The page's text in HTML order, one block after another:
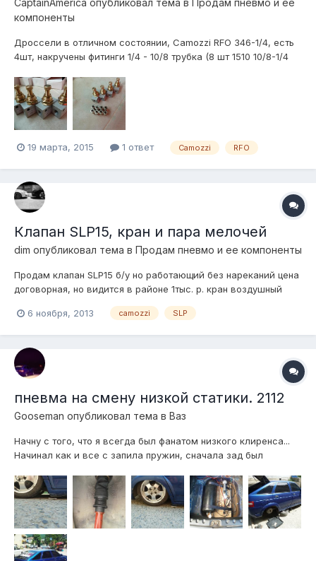
компоненты
Дроссели в отличном состоянии, Camozzi RFO 346-1/4, есть
4шт, накручены фитинги 1/4 - 10/8 трубка (8 шт 1510 10/8-1/4
Группа: пневмодроссели с обратным клапаном и без него
Материалы: корпус - алюминий, золотник - OT58 (латунь),
уплотн...
19 марта, 2015 1 ответ Camozzi RFO
Клапан SLP15, кран и пара мелочей
dim опубликовал тема в Продам пневмо и ее компоненты
Продам клапан SLP15 б/у но работающий без нареканий цена
договорная, но видится в районе 1тыс. р. кран воздушный
Цена договорная Обратный клапан, 1/2, б/у внутри ржавый, у
6 ноября, 2013 camozzi SLP
пневма на смену низкой статики. 2112
Gooseman опубликовал тема в Ваз
Начну с того, что я всегда был фанатом низкого клиренса...
Начинал как и все с запила пружин, сначала зад был
дня он был порезан на 6.5 витков, лежала машина почти как
пневма..по крайней мере многие так думали.Но все же это
была низкая, но оч...